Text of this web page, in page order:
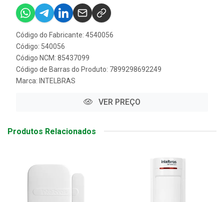
Código do Fabricante: 4540056
Código: 540056
Código NCM: 85437099
Código de Barras do Produto: 7899298692249
Marca: INTELBRAS
VER PREÇO
Produtos Relacionados